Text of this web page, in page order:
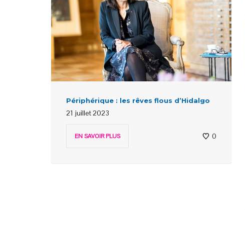
Périphérique : les rêves flous d’Hidalgo
21 juillet 2023
EN SAVOIR PLUS 0